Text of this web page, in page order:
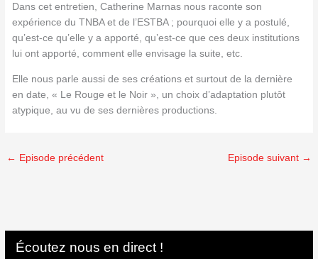
Dans cet entretien, Catherine Marnas nous raconte son
expérience du TNBA et de l’ESTBA ; pourquoi elle y a postulé,
qu’est-ce qu’elle y a apporté, qu’est-ce que ces deux institutions
lui ont apporté, comment elle envisage la suite, etc.
Elle nous parle aussi de ses créations et surtout de la dernière
en date, « Le Rouge et le Noir », un choix d’adaptation plutôt
atypique, au vu de ses dernières productions.
← Episode précédent Episode suivant →
Écoutez nous en direct !